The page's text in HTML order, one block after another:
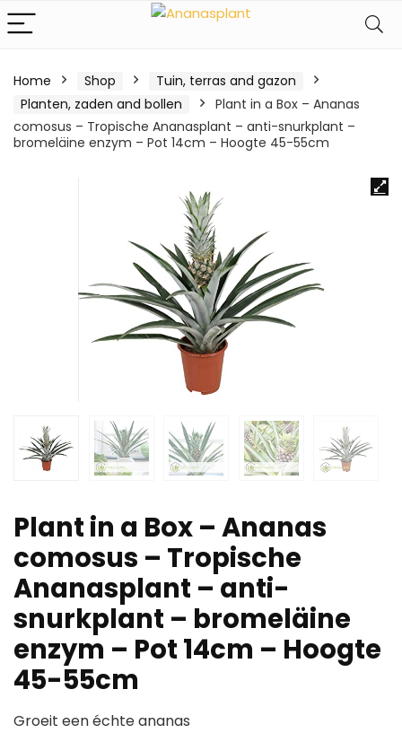
Home Shop
Tuin, terras and gazon
Planten, zaden and bollen
Plant in a Box – Ananas
comosus – Tropische Ananasplant – anti-snurkplant –
bromeläine enzym – Pot 14cm – Hoogte 45-55cm
Plant in a Box – Ananas
comosus – Tropische
Ananasplant – anti-
snurkplant – bromeläine
enzym – Pot 14cm – Hoogte
45-55cm
Groeit een échte ananas